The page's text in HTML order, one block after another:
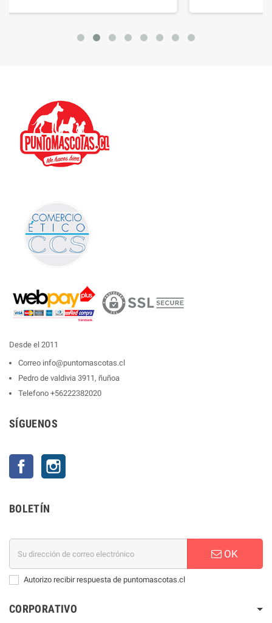
Desde el 2011
Correo info@puntomascotas.cl
Pedro de valdivia 3911, ñuñoa
Telefono +56222382020
SÍGUENOS
Facebook
BOLETÍN
OK
Autorizo recibir respuesta de puntomascotas.cl
CORPORATIVO